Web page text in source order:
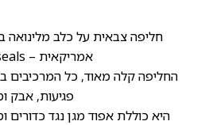
חליפה צבאית על כלב מלינואה
אמריקאית – navy seals.
החליפה קלה מאוד, כל המרכיבים
פגיעות, אבק
היא כוללת אפוד מגן נגד כדורים